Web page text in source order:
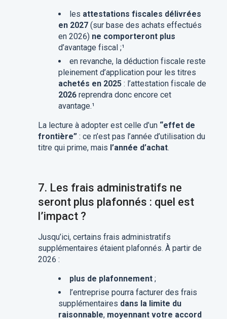
les attestations fiscales délivrées
en 2027(sur base des achats effectués
en 2026) ne comporteront plus
d’avantage fiscal ;¹
en revanche, la déduction fiscale reste
pleinement d’application pour les titres
achetés en 2025: l’attestation fiscale de
2026reprendra donc encore cet
avantage.¹
La lecture à adopter est celle d’un “effet de
frontière”: ce n’est pas l’année d’utilisation du
titre qui prime, mais l’année d’achat.
7. Les frais administratifs ne
seront plus plafonnés : quel est
l’impact ?
Jusqu’ici, certains frais administratifs
supplémentaires étaient plafonnés. À partir de
2026 :
plus de plafonnement;
l’entreprise pourra facturer des frais
supplémentaires dans la limite du
raisonnable, moyennant votre accord